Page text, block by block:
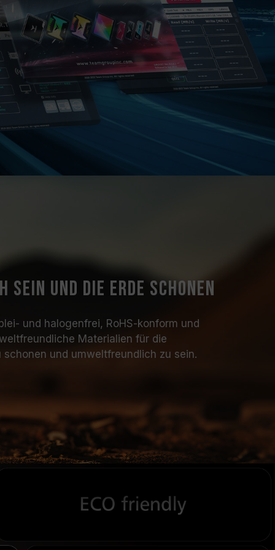
sein und die Erde schonen
und halogenfrei, RoHS-konform und
Materialien für die
schonen und umweltfreundlich zu sein.